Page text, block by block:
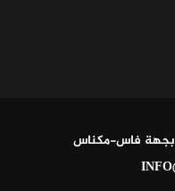
بجهة فاس-مكناس